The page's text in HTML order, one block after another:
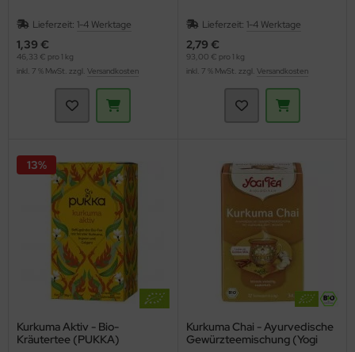
Lieferzeit: 1-4 Werktage
1,39 €
46,33 € pro 1 kg
inkl. 7 % MwSt. zzgl. Versandkosten
Lieferzeit: 1-4 Werktage
2,79 €
93,00 € pro 1 kg
inkl. 7 % MwSt. zzgl. Versandkosten
Kurkuma Aktiv - Bio-
Kräutertee (PUKKA)
13%
Kurkuma Chai - Ayurvedische
Gewürzteemischung (Yogi